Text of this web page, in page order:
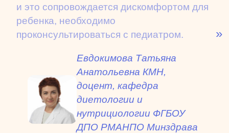
и это сопровождается дискомфортом для
ребенка, необходимо
проконсультироваться с педиатром.
Евдокимова Татьяна
Анатольевна КМН,
доцент, кафедра
диетологии и
нутрициологии ФГБОУ
ДПО РМАНПО Минздрава